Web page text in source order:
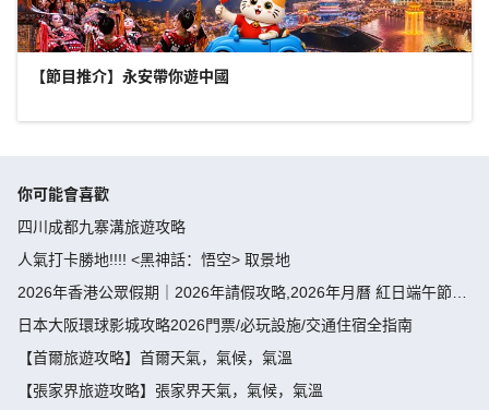
【節目推介】永安帶你遊中國
你可能會喜歡
四川成都九寨溝旅遊攻略
人氣打卡勝地!!!! <黑神話：悟空> 取景地
2026年香港公眾假期｜2026年請假攻略,2026年月曆 紅日端午節請
假攻略請4放9-public holiday 2026
日本大阪環球影城攻略2026門票/必玩設施/交通住宿全指南
【首爾旅遊攻略】首爾天氣，氣候，氣溫
【張家界旅遊攻略】張家界天氣，氣候，氣溫